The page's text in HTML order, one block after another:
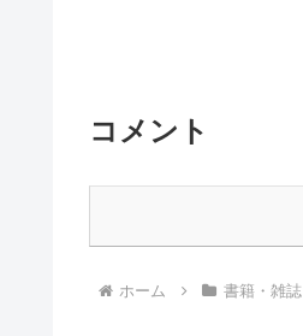
コメント
ホーム 書籍・雑誌